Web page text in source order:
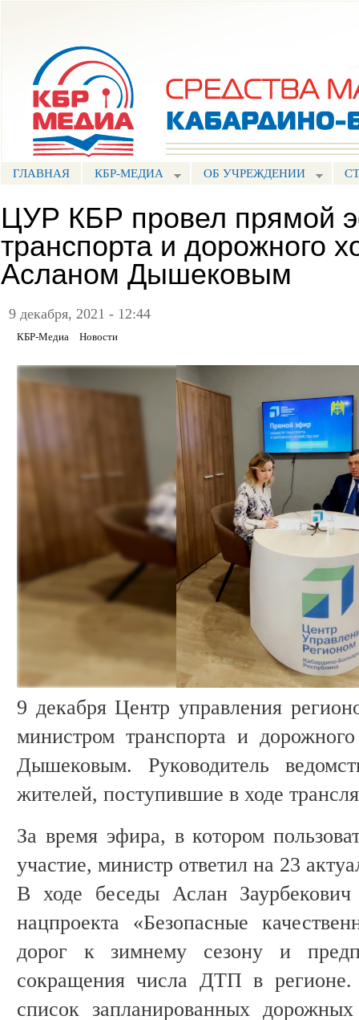
ГЛАВНАЯ КБР-МЕДИА ОБ УЧРЕЖДЕНИИ
ЦУР КБР провел прямой
транспорта и дорожного
Асланом Дышековым
9 декабря, 2021 - 12:44
КБР-Медиа Новости
9 декабря Центр управления
министром транспорта и
Дышековым. Руководитель
жителей, поступившие в ходе
За время эфира, в котором
участие, министр ответил на 23
В ходе беседы Аслан Заурбекович
нацпроекта «Безопасные
дорог к зимнему сезону и
сокращения числа ДТП в
список запланированных